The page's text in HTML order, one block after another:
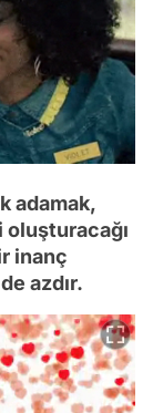
adamak,
inanç
azdır.